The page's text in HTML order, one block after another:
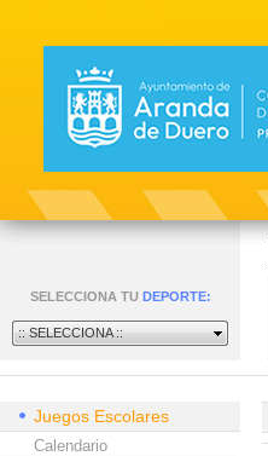
SELECCIONA TU DEPORTE:
:: SELECCIONA ::
Juegos Escolares
Calendario